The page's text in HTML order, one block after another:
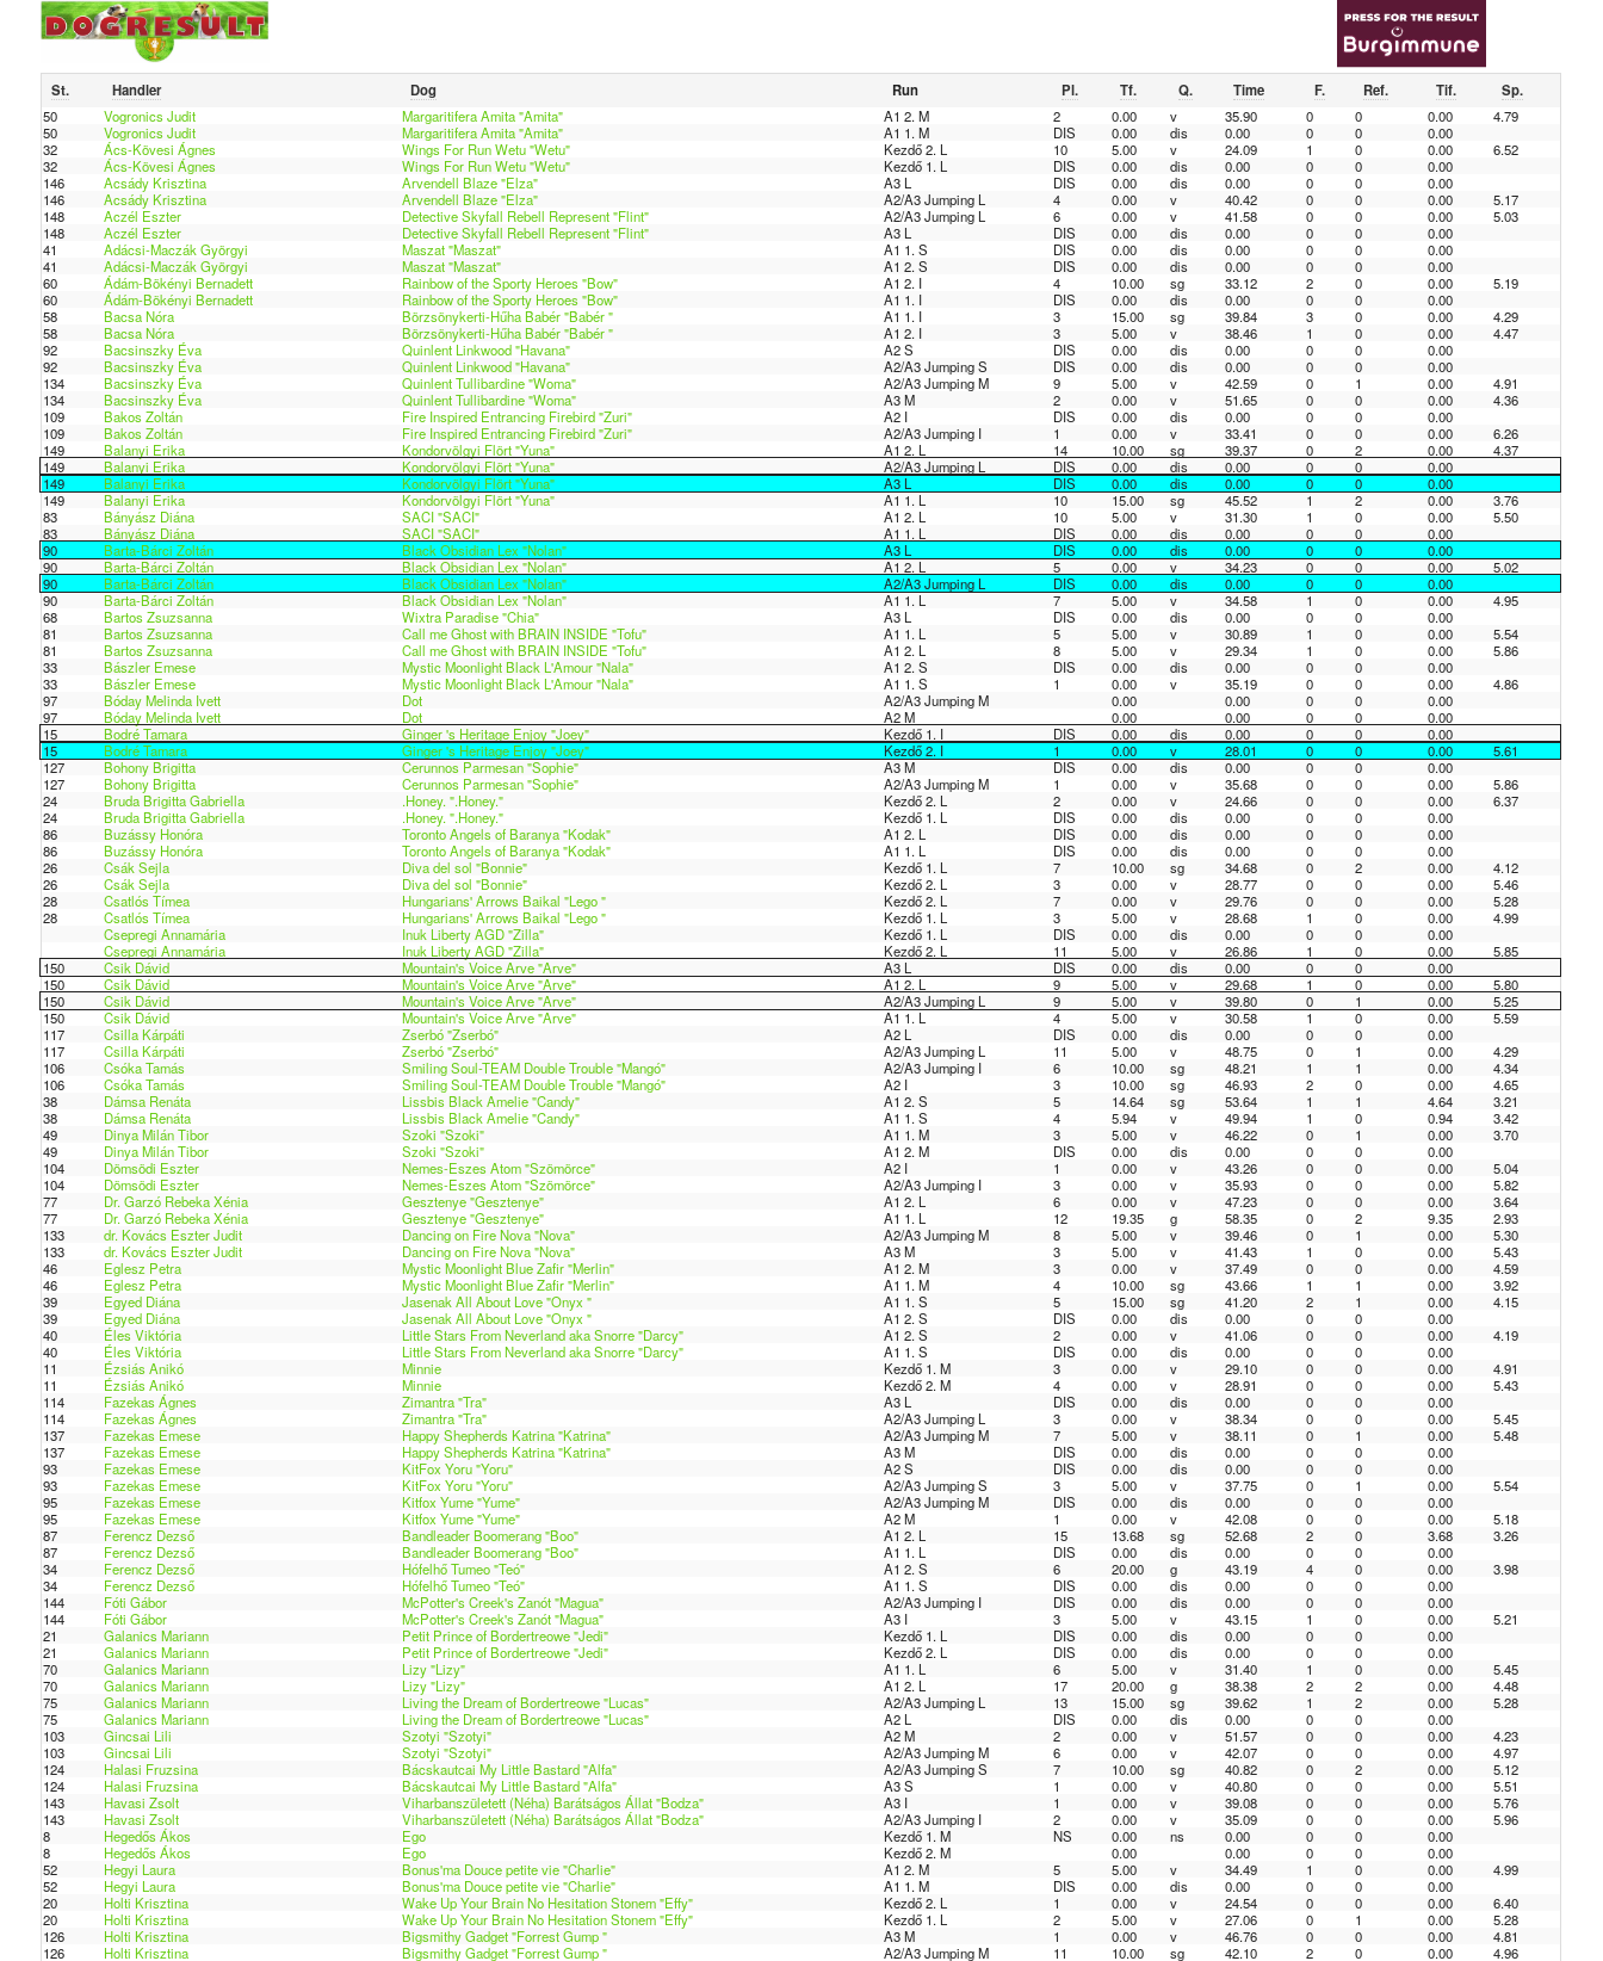
St. Handler Dog Run Pl. Tf. Q. Time F. Ref. Tif.
Sp.
50
Vogronics Judit Margaritifera Amita "Amita" A1 2. M 2 0.00 v 35.90 0 0 0.00
4.79
50
Vogronics Judit Margaritifera Amita "Amita" A1 1. M DIS 0.00 dis 0.00 0 0
0.00
32
Ács-Kövesi Ágnes Wings For Run Wetu "Wetu" Kezdő 2. L 10 5.00 v 24.09 1 0 0.00
6.52
32
Ács-Kövesi Ágnes Wings For Run Wetu "Wetu" Kezdő 1. L DIS 0.00 dis 0.00 0 0
0.00
146
Acsády Krisztina Arvendell Blaze "Elza" A3 L DIS 0.00 dis 0.00 0 0
0.00
146
Acsády Krisztina Arvendell Blaze "Elza" A2/A3 Jumping L 4 0.00 v 40.42 0 0 0.00
5.17
148
Aczél Eszter Detective Skyfall Rebell Represent "Flint" A2/A3 Jumping L 6 0.00 v 41.58 0 0 0.00
5.03
148
Aczél Eszter Detective Skyfall Rebell Represent "Flint" A3 L DIS 0.00 dis 0.00 0 0
0.00
41
Adácsi-Maczák Györgyi Maszat "Maszat" A1 1. S DIS 0.00 dis 0.00 0 0
0.00
41
Adácsi-Maczák Györgyi Maszat "Maszat" A1 2. S DIS 0.00 dis 0.00 0 0
0.00
60
Ádám-Bökényi Bernadett Rainbow of the Sporty Heroes "Bow" A1 2. I 4 10.00 sg 33.12 2 0 0.00
5.19
60
Ádám-Bökényi Bernadett Rainbow of the Sporty Heroes "Bow" A1 1. I DIS 0.00 dis 0.00 0 0
0.00
58
Bacsa Nóra Börzsönykerti-Hűha Babér "Babér " A1 1. I 3 15.00 sg 39.84 3 0 0.00
4.29
58
Bacsa Nóra Börzsönykerti-Hűha Babér "Babér " A1 2. I 3 5.00 v 38.46 1 0 0.00
4.47
92
Bacsinszky Éva Quinlent Linkwood "Havana" A2 S DIS 0.00 dis 0.00 0 0
0.00
92
Bacsinszky Éva Quinlent Linkwood "Havana" A2/A3 Jumping S DIS 0.00 dis 0.00 0 0
0.00
134
Bacsinszky Éva Quinlent Tullibardine "Woma" A2/A3 Jumping M 9 5.00 v 42.59 0 1 0.00
4.91
134
Bacsinszky Éva Quinlent Tullibardine "Woma" A3 M 2 0.00 v 51.65 0 0 0.00
4.36
109
Bakos Zoltán Fire Inspired Entrancing Firebird "Zuri" A2 I DIS 0.00 dis 0.00 0 0
0.00
109
Bakos Zoltán Fire Inspired Entrancing Firebird "Zuri" A2/A3 Jumping I 1 0.00 v 33.41 0 0 0.00
6.26
149
Balanyi Erika Kondorvölgyi Flört "Yuna" A1 2. L 14 10.00 sg 39.37 0 2 0.00
4.37
149
Balanyi Erika Kondorvölgyi Flört "Yuna" A2/A3 Jumping L DIS 0.00 dis 0.00 0 0
0.00
149
Balanyi Erika Kondorvölgyi Flört "Yuna" A3 L DIS 0.00 dis 0.00 0 0
0.00
149
Balanyi Erika Kondorvölgyi Flört "Yuna" A1 1. L 10 15.00 sg 45.52 1 2 0.00
3.76
83
Bányász Diána SACI "SACI" A1 2. L 10 5.00 v 31.30 1 0 0.00
5.50
83
Bányász Diána SACI "SACI" A1 1. L DIS 0.00 dis 0.00 0 0
0.00
90
Barta-Bárci Zoltán Black Obsidian Lex "Nolan" A3 L DIS 0.00 dis 0.00 0 0
0.00
90
Barta-Bárci Zoltán Black Obsidian Lex "Nolan" A1 2. L 5 0.00 v 34.23 0 0 0.00
5.02
90
Barta-Bárci Zoltán Black Obsidian Lex "Nolan" A2/A3 Jumping L DIS 0.00 dis 0.00 0 0
0.00
90
Barta-Bárci Zoltán Black Obsidian Lex "Nolan" A1 1. L 7 5.00 v 34.58 1 0 0.00
4.95
68
Bartos Zsuzsanna Wixtra Paradise "Chia" A3 L DIS 0.00 dis 0.00 0 0
0.00
81
Bartos Zsuzsanna Call me Ghost with BRAIN INSIDE "Tofu" A1 1. L 5 5.00 v 30.89 1 0 0.00
5.54
81
Bartos Zsuzsanna Call me Ghost with BRAIN INSIDE "Tofu" A1 2. L 8 5.00 v 29.34 1 0 0.00
5.86
33
Bászler Emese Mystic Moonlight Black L'Amour "Nala" A1 2. S DIS 0.00 dis 0.00 0 0
0.00
33
Bászler Emese Mystic Moonlight Black L'Amour "Nala" A1 1. S 1 0.00 v 35.19 0 0 0.00
4.86
97
Bóday Melinda Ivett Dot A2/A3 Jumping M 0.00 0.00 0 0
0.00
97
Bóday Melinda Ivett Dot A2 M 0.00 0.00 0 0
0.00
15
Bodré Tamara Ginger 's Heritage Enjoy "Joey" Kezdő 1. I DIS 0.00 dis 0.00 0 0
0.00
15
Bodré Tamara Ginger 's Heritage Enjoy "Joey" Kezdő 2. I 1 0.00 v 28.01 0 0 0.00
5.61
127
Bohony Brigitta Cerunnos Parmesan "Sophie" A3 M DIS 0.00 dis 0.00 0 0
0.00
127
Bohony Brigitta Cerunnos Parmesan "Sophie" A2/A3 Jumping M 1 0.00 v 35.68 0 0 0.00
5.86
24
Bruda Brigitta Gabriella .Honey. ".Honey." Kezdő 2. L 2 0.00 v 24.66 0 0 0.00
6.37
24
Bruda Brigitta Gabriella .Honey. ".Honey." Kezdő 1. L DIS 0.00 dis 0.00 0 0
0.00
86
Buzássy Honóra Toronto Angels of Baranya "Kodak" A1 2. L DIS 0.00 dis 0.00 0 0
0.00
86
Buzássy Honóra Toronto Angels of Baranya "Kodak" A1 1. L DIS 0.00 dis 0.00 0 0
0.00
26
Csák Sejla Diva del sol "Bonnie" Kezdő 1. L 7 10.00 sg 34.68 0 2 0.00
4.12
26
Csák Sejla Diva del sol "Bonnie" Kezdő 2. L 3 0.00 v 28.77 0 0 0.00
5.46
28
Csatlós Tímea Hungarians' Arrows Baikal "Lego " Kezdő 2. L 7 0.00 v 29.76 0 0 0.00
5.28
28
Csatlós Tímea Hungarians' Arrows Baikal "Lego " Kezdő 1. L 3 5.00 v 28.68 1 0 0.00
4.99
Csepregi Annamária
Inuk Liberty AGD "Zilla" Kezdő 1. L DIS 0.00 dis 0.00 0 0
0.00
Csepregi Annamária
Inuk Liberty AGD "Zilla" Kezdő 2. L 11 5.00 v 26.86 1 0 0.00
5.85
150
Csik Dávid Mountain's Voice Arve "Arve" A3 L DIS 0.00 dis 0.00 0 0
0.00
150
Csik Dávid Mountain's Voice Arve "Arve" A1 2. L 9 5.00 v 29.68 1 0 0.00
5.80
150
Csik Dávid Mountain's Voice Arve "Arve" A2/A3 Jumping L 9 5.00 v 39.80 0 1 0.00
5.25
150
Csik Dávid Mountain's Voice Arve "Arve" A1 1. L 4 5.00 v 30.58 1 0 0.00
5.59
117
Csilla Kárpáti Zserbó "Zserbó" A2 L DIS 0.00 dis 0.00 0 0
0.00
117
Csilla Kárpáti Zserbó "Zserbó" A2/A3 Jumping L 11 5.00 v 48.75 0 1 0.00
4.29
106
Csóka Tamás Smiling Soul-TEAM Double Trouble "Mangó" A2/A3 Jumping I 6 10.00 sg 48.21 1 1 0.00
4.34
106
Csóka Tamás Smiling Soul-TEAM Double Trouble "Mangó" A2 I 3 10.00 sg 46.93 2 0 0.00
4.65
38
Dámsa Renáta Lissbis Black Amelie "Candy" A1 2. S 5 14.64 sg 53.64 1 1 4.64
3.21
38
Dámsa Renáta Lissbis Black Amelie "Candy" A1 1. S 4 5.94 v 49.94 1 0 0.94
3.42
49
Dinya Milán Tibor Szoki "Szoki" A1 1. M 3 5.00 v 46.22 0 1 0.00
3.70
49
Dinya Milán Tibor Szoki "Szoki" A1 2. M DIS 0.00 dis 0.00 0 0
0.00
104
Dömsödi Eszter Nemes-Eszes Atom "Szömörce" A2 I 1 0.00 v 43.26 0 0 0.00
5.04
104
Dömsödi Eszter Nemes-Eszes Atom "Szömörce" A2/A3 Jumping I 3 0.00 v 35.93 0 0 0.00
5.82
77
Dr. Garzó Rebeka Xénia Gesztenye "Gesztenye" A1 2. L 6 0.00 v 47.23 0 0 0.00
3.64
77
Dr. Garzó Rebeka Xénia Gesztenye "Gesztenye" A1 1. L 12 19.35 g 58.35 0 2 9.35
2.93
133
dr. Kovács Eszter Judit Dancing on Fire Nova "Nova" A2/A3 Jumping M 8 5.00 v 39.46 0 1 0.00
5.30
133
dr. Kovács Eszter Judit Dancing on Fire Nova "Nova" A3 M 3 5.00 v 41.43 1 0 0.00
5.43
46
Eglesz Petra Mystic Moonlight Blue Zafir "Merlin" A1 2. M 3 0.00 v 37.49 0 0 0.00
4.59
46
Eglesz Petra Mystic Moonlight Blue Zafir "Merlin" A1 1. M 4 10.00 sg 43.66 1 1 0.00
3.92
39
Egyed Diána Jasenak All About Love "Onyx " A1 1. S 5 15.00 sg 41.20 2 1 0.00
4.15
39
Egyed Diána Jasenak All About Love "Onyx " A1 2. S DIS 0.00 dis 0.00 0 0
0.00
40
Éles Viktória Little Stars From Neverland aka Snorre "Darcy" A1 2. S 2 0.00 v 41.06 0 0 0.00
4.19
40
Éles Viktória Little Stars From Neverland aka Snorre "Darcy" A1 1. S DIS 0.00 dis 0.00 0 0
0.00
11
Ézsiás Anikó Minnie Kezdő 1. M 3 0.00 v 29.10 0 0 0.00
4.91
11
Ézsiás Anikó Minnie Kezdő 2. M 4 0.00 v 28.91 0 0 0.00
5.43
114
Fazekas Ágnes Zimantra "Tra" A3 L DIS 0.00 dis 0.00 0 0
0.00
114
Fazekas Ágnes Zimantra "Tra" A2/A3 Jumping L 3 0.00 v 38.34 0 0 0.00
5.45
137
Fazekas Emese Happy Shepherds Katrina "Katrina" A2/A3 Jumping M 7 5.00 v 38.11 0 1 0.00
5.48
137
Fazekas Emese Happy Shepherds Katrina "Katrina" A3 M DIS 0.00 dis 0.00 0 0
0.00
93
Fazekas Emese KitFox Yoru "Yoru" A2 S DIS 0.00 dis 0.00 0 0
0.00
93
Fazekas Emese KitFox Yoru "Yoru" A2/A3 Jumping S 3 5.00 v 37.75 0 1 0.00
5.54
95
Fazekas Emese Kitfox Yume "Yume" A2/A3 Jumping M DIS 0.00 dis 0.00 0 0
0.00
95
Fazekas Emese Kitfox Yume "Yume" A2 M 1 0.00 v 42.08 0 0 0.00
5.18
87
Ferencz Dezső Bandleader Boomerang "Boo" A1 2. L 15 13.68 sg 52.68 2 0 3.68
3.26
87
Ferencz Dezső Bandleader Boomerang "Boo" A1 1. L DIS 0.00 dis 0.00 0 0
0.00
34
Ferencz Dezső Hófelhő Tumeo "Teó" A1 2. S 6 20.00 g 43.19 4 0 0.00
3.98
34
Ferencz Dezső Hófelhő Tumeo "Teó" A1 1. S DIS 0.00 dis 0.00 0 0
0.00
144
Fóti Gábor McPotter's Creek's Zanót "Magua" A2/A3 Jumping I DIS 0.00 dis 0.00 0 0
0.00
144
Fóti Gábor McPotter's Creek's Zanót "Magua" A3 I 3 5.00 v 43.15 1 0 0.00
5.21
21
Galanics Mariann Petit Prince of Bordertreowe "Jedi" Kezdő 1. L DIS 0.00 dis 0.00 0 0
0.00
21
Galanics Mariann Petit Prince of Bordertreowe "Jedi" Kezdő 2. L DIS 0.00 dis 0.00 0 0
0.00
70
Galanics Mariann Lizy "Lizy" A1 1. L 6 5.00 v 31.40 1 0 0.00
5.45
70
Galanics Mariann Lizy "Lizy" A1 2. L 17 20.00 g 38.38 2 2 0.00
4.48
75
Galanics Mariann Living the Dream of Bordertreowe "Lucas" A2/A3 Jumping L 13 15.00 sg 39.62 1 2 0.00
5.28
75
Galanics Mariann Living the Dream of Bordertreowe "Lucas" A2 L DIS 0.00 dis 0.00 0 0
0.00
103
Gincsai Lili Szotyi "Szotyi" A2 M 2 0.00 v 51.57 0 0 0.00
4.23
103
Gincsai Lili Szotyi "Szotyi" A2/A3 Jumping M 6 0.00 v 42.07 0 0 0.00
4.97
124
Halasi Fruzsina Bácskautcai My Little Bastard "Alfa" A2/A3 Jumping S 7 10.00 sg 40.82 0 2 0.00
5.12
124
Halasi Fruzsina Bácskautcai My Little Bastard "Alfa" A3 S 1 0.00 v 40.80 0 0 0.00
5.51
143
Havasi Zsolt Viharbanszületett (Néha) Barátságos Állat "Bodza" A3 I 1 0.00 v 39.08 0 0 0.00
5.76
143
Havasi Zsolt Viharbanszületett (Néha) Barátságos Állat "Bodza" A2/A3 Jumping I 2 0.00 v 35.09 0 0 0.00
5.96
8
Hegedős Ákos Ego Kezdő 1. M NS 0.00 ns 0.00 0 0
0.00
8
Hegedős Ákos Ego Kezdő 2. M 0.00 0.00 0 0
0.00
52
Hegyi Laura Bonus'ma Douce petite vie "Charlie" A1 2. M 5 5.00 v 34.49 1 0 0.00
4.99
52
Hegyi Laura Bonus'ma Douce petite vie "Charlie" A1 1. M DIS 0.00 dis 0.00 0 0
0.00
20
Holti Krisztina Wake Up Your Brain No Hesitation Stonem "Effy" Kezdő 2. L 1 0.00 v 24.54 0 0 0.00
6.40
20
Holti Krisztina Wake Up Your Brain No Hesitation Stonem "Effy" Kezdő 1. L 2 5.00 v 27.06 0 1 0.00
5.28
126
Holti Krisztina Bigsmithy Gadget "Forrest Gump " A3 M 1 0.00 v 46.76 0 0 0.00
4.81
126
Holti Krisztina Bigsmithy Gadget "Forrest Gump " A2/A3 Jumping M 11 10.00 sg 42.10 2 0 0.00
4.96